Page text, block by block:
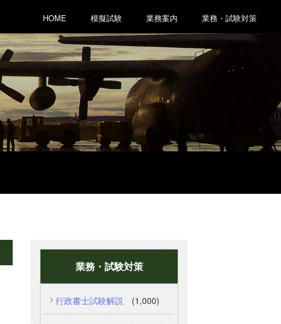
HOME 模擬試験 業務案内 業務・試験対策
業務・試験対策
行政書士試験解説 (1,000)